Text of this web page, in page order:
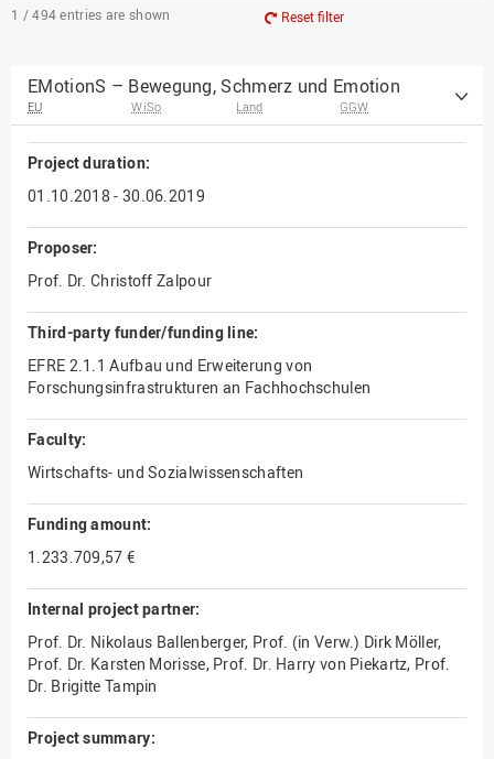
1 / 494 entries are shown Reset filter
EMotionS – Bewegung, Schmerz und Emotion
EU WiSo Land GGW
Project duration:
01.10.2018 - 30.06.2019
Proposer:
Prof. Dr. Christoff Zalpour
Third-party funder/funding line:
EFRE 2.1.1 Aufbau und Erweiterung von
Forschungsinfrastrukturen an Fachhochschulen
Faculty:
Wirtschafts- und Sozialwissenschaften
Funding amount:
1.233.709,57 €
Internal project partner:
Prof. Dr. Nikolaus Ballenberger, Prof. (in Verw.) Dirk Möller,
Prof. Dr. Karsten Morisse, Prof. Dr. Harry von Piekartz, Prof.
Dr. Brigitte Tampin
Project summary: